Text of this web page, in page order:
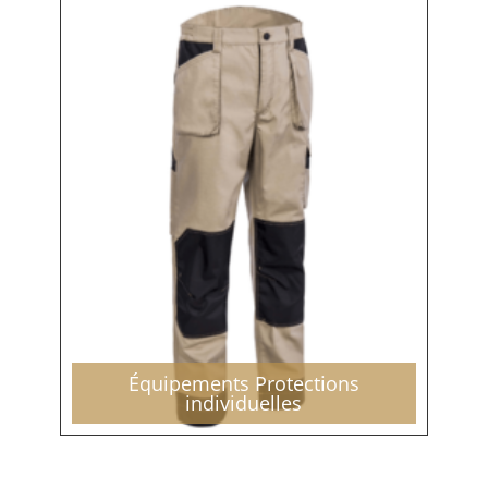
Équipements Protections
individuelles